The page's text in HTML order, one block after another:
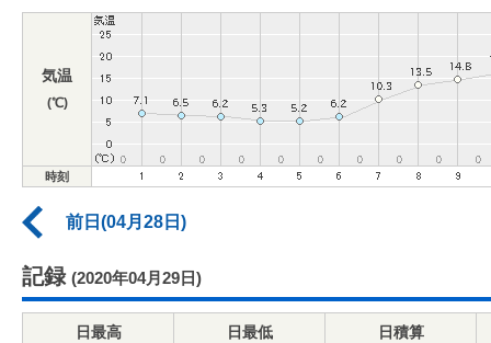
気温
(℃)
時刻
前日(04月28日)
記録 (2020年04月29日)
日最高
日最低
日積算